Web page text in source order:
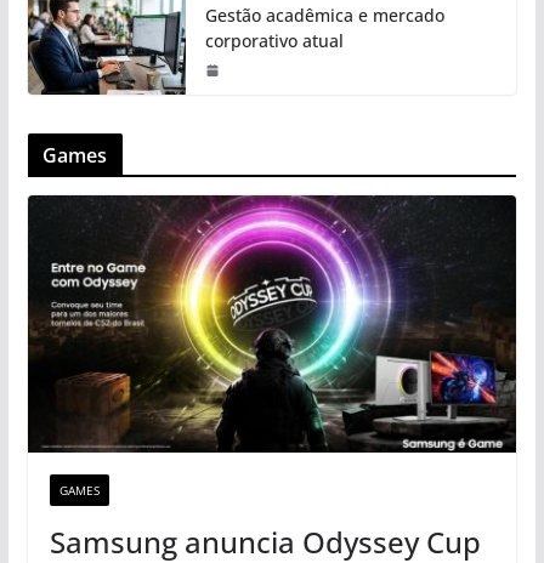
Gestão acadêmica e mercado
corporativo atual
Games
GAMES
Samsung anuncia Odyssey Cup